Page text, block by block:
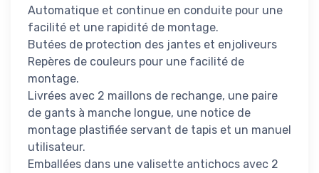
Automatique et continue en conduite pour une
facilité et une rapidité de montage.
Butées de protection des jantes et enjoliveurs
Repères de couleurs pour une facilité de
montage.
Livrées avec 2 maillons de rechange, une paire
de gants à manche longue, une notice de
montage plastifiée servant de tapis et un manuel
utilisateur.
Emballées dans une valisette antichocs avec 2